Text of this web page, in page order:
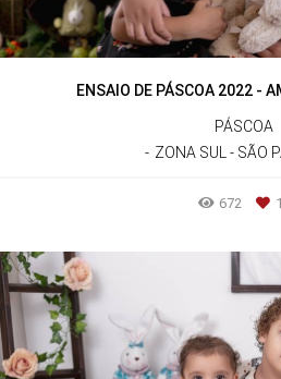
ENSAIO DE PÁSCOA 2022 -
PÁSCOA
ZONA SUL - SÃO
672